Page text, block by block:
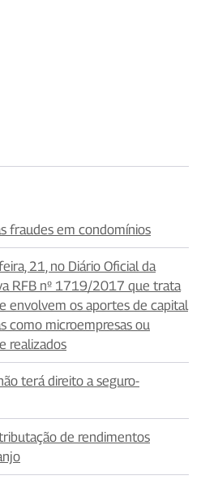
fraudes em condomínios
21, no Diário Oficial da
RFB nº 1719/2017 que trata
envolvem os aportes de capital
como microempresas ou
realizados
terá direito a seguro-
de rendimentos